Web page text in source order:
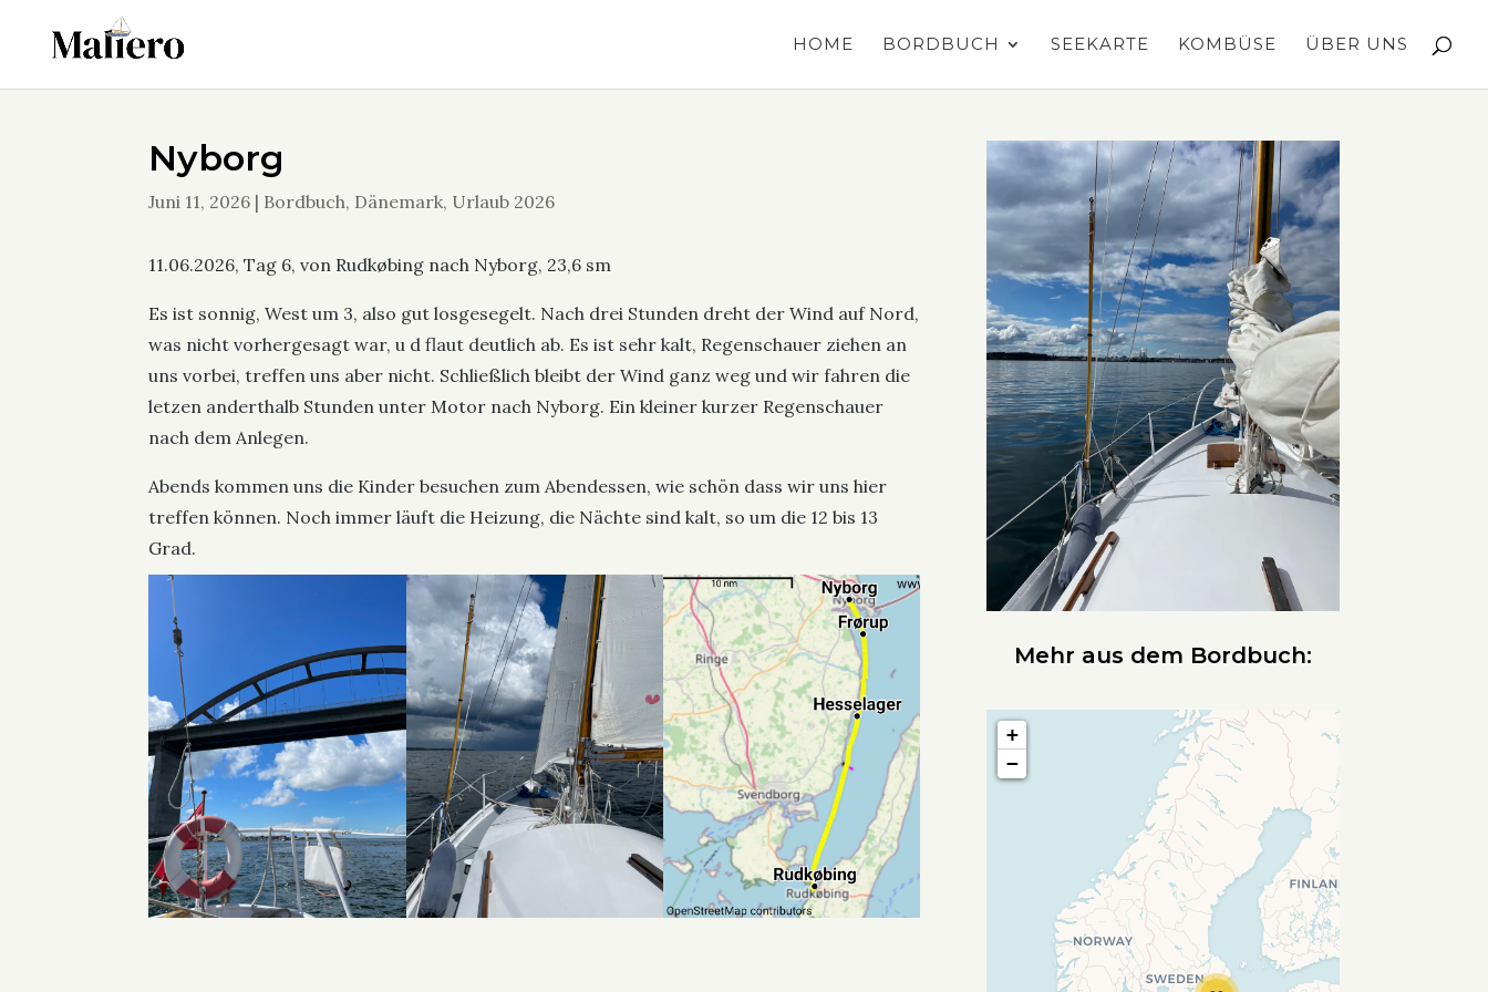
HOME BORDBUCH SEEKARTE KOMBÜSE ÜBER UNS
Nyborg
Juni 11, 2026 | Bordbuch, Dänemark, Urlaub 2026
11.06.2026, Tag 6, von Rudkøbing nach Nyborg, 23,6 sm
Es ist sonnig, West um 3, also gut losgesegelt. Nach drei Stunden dreht der Wind auf Nord,
was nicht vorhergesagt war, u d flaut deutlich ab. Es ist sehr kalt, Regenschauer ziehen an
uns vorbei, treffen uns aber nicht. Schließlich bleibt der Wind ganz weg und wir fahren die
letzen anderthalb Stunden unter Motor nach Nyborg. Ein kleiner kurzer Regenschauer
nach dem Anlegen.
Abends kommen uns die Kinder besuchen zum Abendessen, wie schön dass wir uns hier
treffen können. Noch immer läuft die Heizung, die Nächte sind kalt, so um die 12 bis 13
Grad.
Mehr aus dem Bordbuch:
+
−